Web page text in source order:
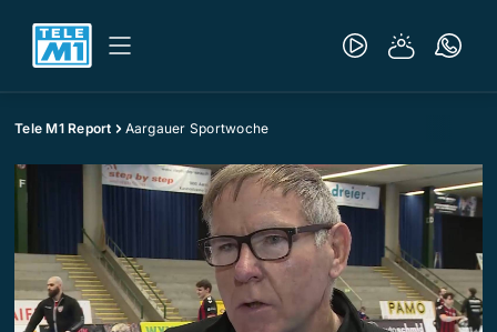
Tele M1 Report Aargauer Sportwoche